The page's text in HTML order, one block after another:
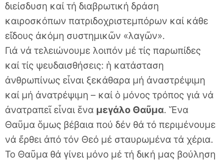
διείσδυση καί τή διαβρωτική δράση
καιροσκόπων πατριδοχριστεμπόρων καί κάθε
εἴδους ἀκόμη συστημικῶν «λαγῶν».
Γιά νά τελειώνουμε λοιπόν μέ τίς παρωπίδες
καί τίς ψευδαισθήσεις: ἡ κατάσταση
ἀνθρωπίνως εἶναι ξεκάθαρα μή ἀναστρέψιμη
καί μή ἀνατρέψιμη – καί ὁ μόνος τρόπος γιά νά
ἀνατραπεῖ εἶναι ἕνα μεγάλο Θαῦμα. Ἕνα
Θαῦμα ὅμως βέβαια πού δέν θά τό περιμένουμε
νά ἔρθει ἀπό τόν Θεό μέ σταυρωμένα τά χέρια.
Το Θαῦμα θά γίνει μόνο μέ τή δική μας βούληση